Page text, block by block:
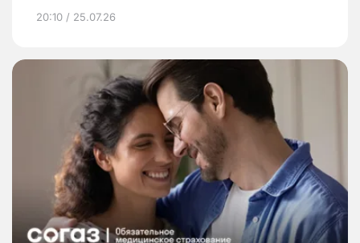
20:10 / 25.07.26